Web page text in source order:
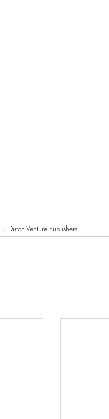
Dutch Venture Publishers